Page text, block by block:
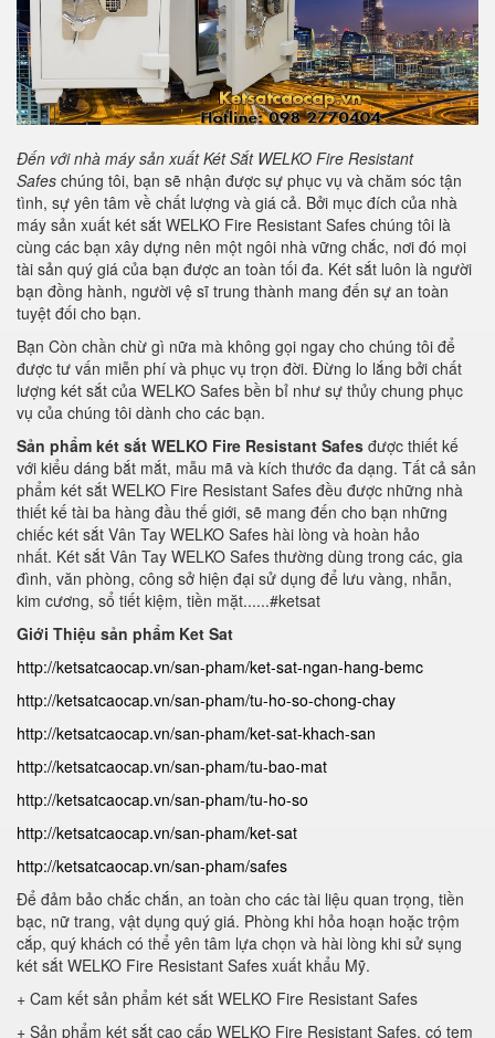
Đến với nhà máy sản xuất Két Sắt WELKO Fire Resistant
Safes chúng tôi, bạn sẽ nhận được sự phục vụ và chăm sóc tận
tình, sự yên tâm về chất lượng và giá cả. Bởi mục đích của nhà
máy sản xuất két sắt WELKO Fire Resistant Safes chúng tôi là
cùng các bạn xây dựng nên một ngôi nhà vững chắc, nơi đó mọi
tài sản quý giá của bạn được an toàn tối đa. Két sắt luôn là người
bạn đồng hành, người vệ sĩ trung thành mang đến sự an toàn
tuyệt đối cho bạn.
Bạn Còn chần chừ gì nữa mà không gọi ngay cho chúng tôi để
được tư vấn miễn phí và phục vụ trọn đời. Đừng lo lắng bởi chất
lượng két sắt của WELKO Safes bền bỉ như sự thủy chung phục
vụ của chúng tôi dành cho các bạn.
Sản phẩm két sắt WELKO Fire Resistant Safes được thiết kế
với kiểu dáng bắt mắt, mẫu mã và kích thước đa dạng. Tất cả sản
phẩm két sắt WELKO Fire Resistant Safes đều được những nhà
thiết kế tài ba hàng đầu thế giới, sẽ mang đến cho bạn những
chiếc két sắt Vân Tay WELKO Safes hài lòng và hoàn hảo
nhất. Két sắt Vân Tay WELKO Safes thường dùng trong các, gia
đình, văn phòng, công sở hiện đại sử dụng để lưu vàng, nhẫn,
kim cương, sổ tiết kiệm, tiền mặt......#ketsat
Giới Thiệu sản phẩm Ket Sat
http://ketsatcaocap.vn/san-pham/ket-sat-ngan-hang-bemc
http://ketsatcaocap.vn/san-pham/tu-ho-so-chong-chay
http://ketsatcaocap.vn/san-pham/ket-sat-khach-san
http://ketsatcaocap.vn/san-pham/tu-bao-mat
http://ketsatcaocap.vn/san-pham/tu-ho-so
http://ketsatcaocap.vn/san-pham/ket-sat
http://ketsatcaocap.vn/san-pham/safes
Để đảm bảo chắc chắn, an toàn cho các tài liệu quan trọng, tiền
bạc, nữ trang, vật dụng quý giá. Phòng khi hỏa hoạn hoặc trộm
cắp, quý khách có thể yên tâm lựa chọn và hài lòng khi sử sụng
két sắt WELKO Fire Resistant Safes xuất khẩu Mỹ.
+ Cam kết sản phẩm két sắt WELKO Fire Resistant Safes
+ Sản phẩm két sắt cao cấp WELKO Fire Resistant Safes, có tem